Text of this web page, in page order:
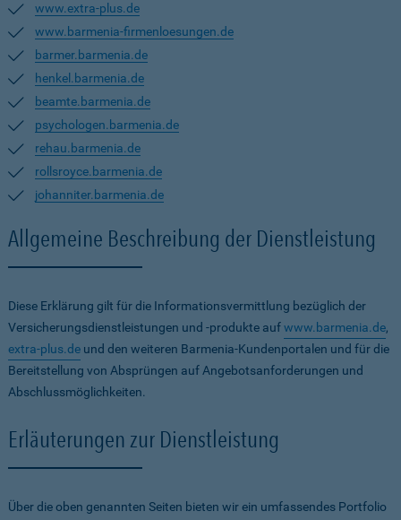
www.extra-plus.de
www.barmenia-firmenloesungen.de
barmer.barmenia.de
henkel.barmenia.de
beamte.barmenia.de
psychologen.barmenia.de
rehau.barmenia.de
rollsroyce.barmenia.de
johanniter.barmenia.de
Allgemeine Beschreibung der Dienstleistung
Diese Erklärung gilt für die Informationsvermittlung bezüglich der
Versicherungsdienstleistungen und -produkte aufwww.barmenia.de,
extra-plus.de und den weiteren Barmenia-Kundenportalen und für die
Bereitstellung von Absprüngen auf Angebotsanforderungen und
Abschlussmöglichkeiten.
Erläuterungen zur Dienstleistung
Über die oben genannten Seiten bieten wir ein umfassendes Portfolio